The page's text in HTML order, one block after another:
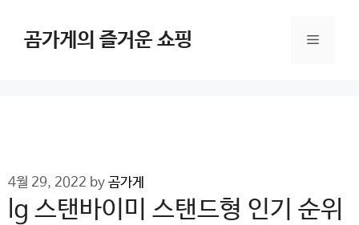
content곰가게의 즐거운 쇼핑 Menu
4월 29, 2022 by 곰가게
lg 스탠바이미 스탠드형 인기 순위